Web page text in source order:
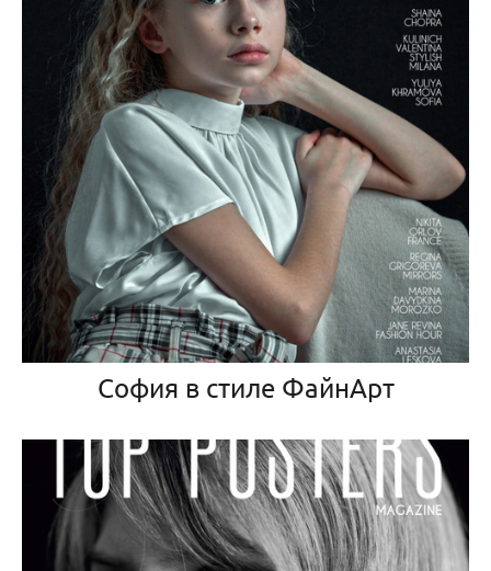
София в стиле ФайнАрт